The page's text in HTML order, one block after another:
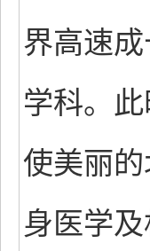
界高速
学科。
使美丽
身医学